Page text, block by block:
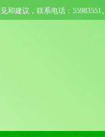
和建议，联系电话：55983551。